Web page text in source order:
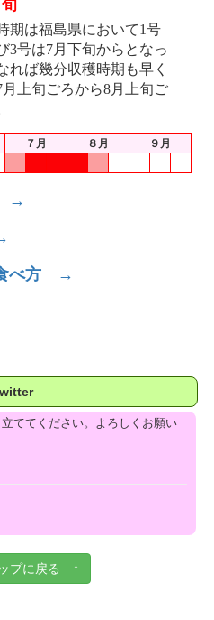
期は福島県において1号
3号は7月下旬からとなっ
れば幾分収穫時期も早く
上旬ごろから8月上旬ご
７月 ８月
９月
→
べ方 →
ててください。よろしくお願い
プに戻る ↑